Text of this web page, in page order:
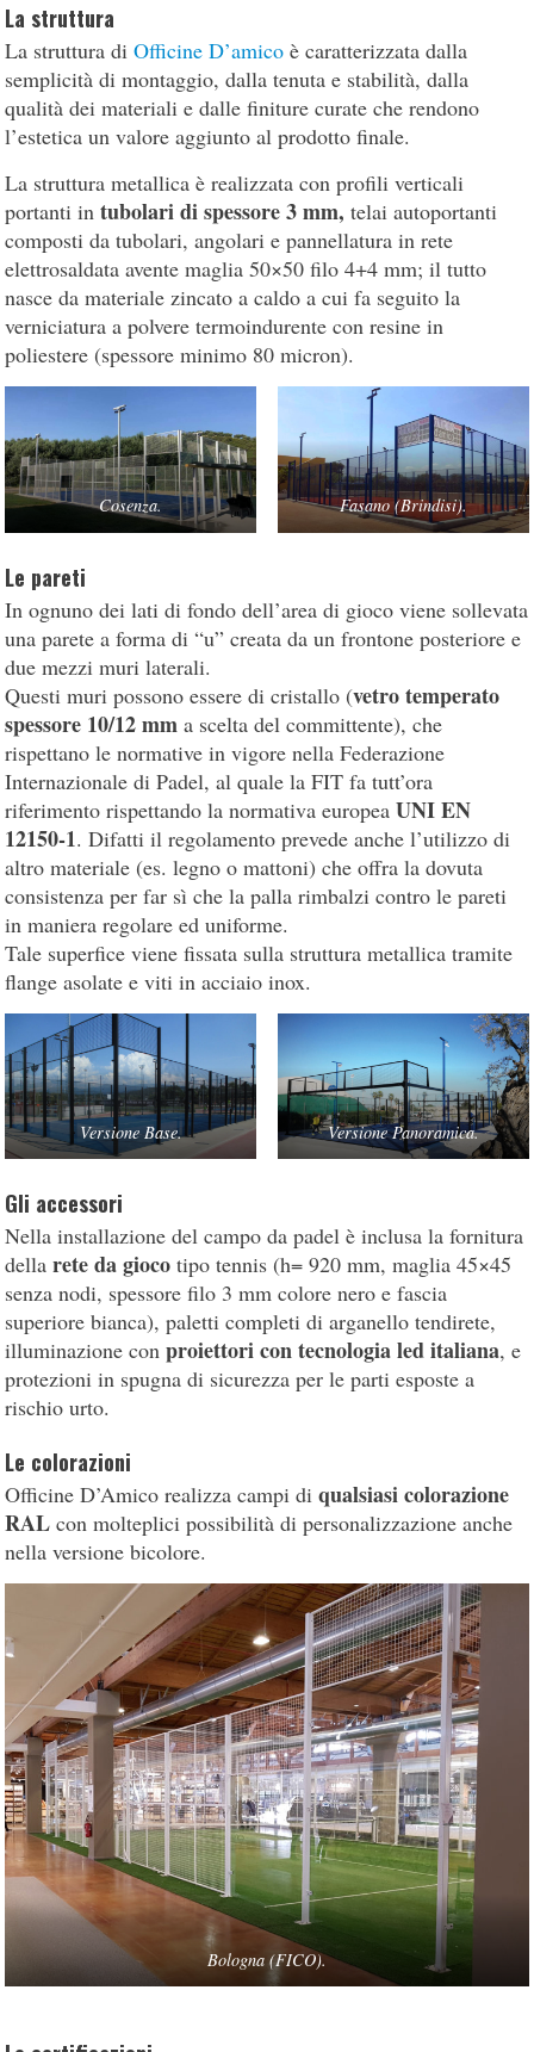
La struttura
La struttura diOfficine D’amico è caratterizzata dalla
semplicità di montaggio, dalla tenuta e stabilità, dalla
qualità dei materiali e dalle finiture curate che rendono
l’estetica un valore aggiunto al prodotto finale.
La struttura metallica è realizzata con profili verticali
portanti in tubolari di spessore 3 mm, telai autoportanti
composti da tubolari, angolari e pannellatura in rete
elettrosaldata avente maglia 50×50 filo 4+4 mm; il tutto
nasce da materiale zincato a caldo a cui fa seguito la
verniciatura a polvere termoindurente con resine in
poliestere (spessore minimo 80 micron).
Cosenza. Fasano (Brindisi).
Le pareti
In ognuno dei lati di fondo dell’area di gioco viene sollevata
una parete a forma di “u” creata da un frontone posteriore e
due mezzi muri laterali.
Questi muri possono essere di cristallo (vetro temperato
spessore 10/12 mm a scelta del committente), che
rispettano le normative in vigore nella Federazione
Internazionale di Padel, al quale la FIT fa tutt’ora
riferimento rispettando la normativa europeaUNI EN
12150-1. Difatti il regolamento prevede anche l’utilizzo di
altro materiale (es. legno o mattoni) che offra la dovuta
consistenza per far sì che la palla rimbalzi contro le pareti
in maniera regolare ed uniforme.
Tale superfice viene fissata sulla struttura metallica tramite
flange asolate e viti in acciaio inox.
Versione Base. Versione Panoramica.
Gli accessori
Nella installazione del campo da padel è inclusa la fornitura
della rete da gioco tipo tennis (h= 920 mm, maglia 45×45
senza nodi, spessore filo 3 mm colore nero e fascia
superiore bianca), paletti completi di arganello tendirete,
illuminazione conproiettori con tecnologia led italiana, e
protezioni in spugna di sicurezza per le parti esposte a
rischio urto.
Le colorazioni
Officine D’Amico realizza campi diqualsiasi colorazione
RAL con molteplici possibilità di personalizzazione anche
nella versione bicolore.
Bologna (FICO).